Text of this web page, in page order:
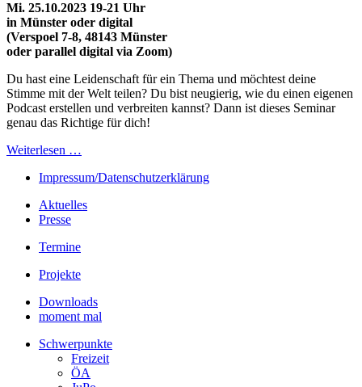
Mi. 25.10.2023 19-21 Uhr
in Münster oder digital
(Verspoel 7-8, 48143 Münster
oder parallel digital via Zoom)
Du hast eine Leidenschaft für ein Thema und möchtest deine
Stimme mit der Welt teilen? Du bist neugierig, wie du einen eigenen
Podcast erstellen und verbreiten kannst? Dann ist dieses Seminar
genau das Richtige für dich!
Weiterlesen …
Impressum/Datenschutzerklärung
Aktuelles
Presse
Termine
Projekte
Downloads
moment mal
Schwerpunkte
Freizeit
ÖA